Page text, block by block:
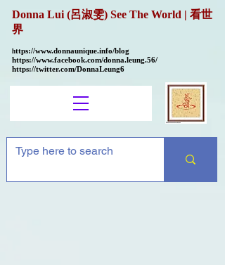
Donna Lui (呂淑雯) See The World | 看世
界
https://www.donnaunique.info/blog
https://www.facebook.com/donna.leung.56/
https://twitter.com/DonnaLeung6